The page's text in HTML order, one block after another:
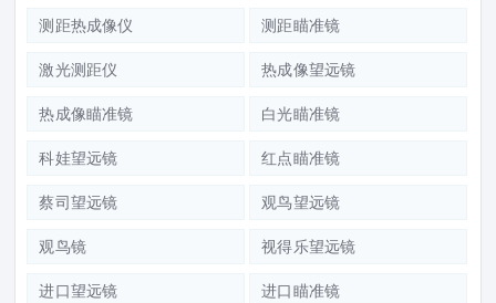
测距热成像仪 测距瞄准镜
激光测距仪 热成像望远镜
热成像瞄准镜 白光瞄准镜
科娃望远镜 红点瞄准镜
蔡司望远镜 观鸟望远镜
观鸟镜 视得乐望远镜
进口望远镜 进口瞄准镜